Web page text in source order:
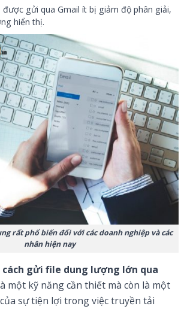
được gửi qua Gmail ít bị giảm độ phân giải,
hiển thị.
rất phổ biến đối với các doanh nghiệp và các
nhân hiện nay
cách gửi file dung lượng lớn qua
một kỹ năng cần thiết mà còn là một
sự tiện lợi trong việc truyền tải